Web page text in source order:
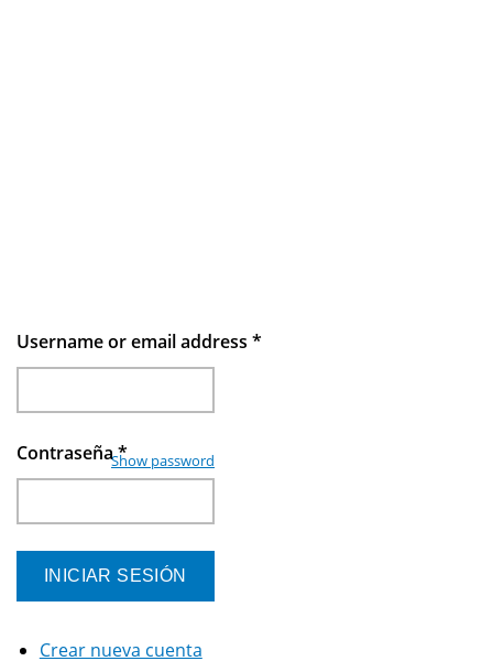
Username or email address *
Contraseña*
Show password
Crear nueva cuenta